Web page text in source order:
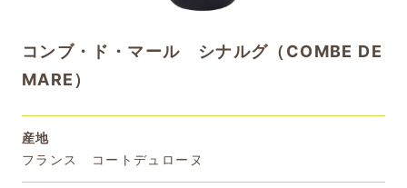
コンブ・ド・マール シナルグ（COMBE DE
MARE）
産地
フランス コートデュローヌ